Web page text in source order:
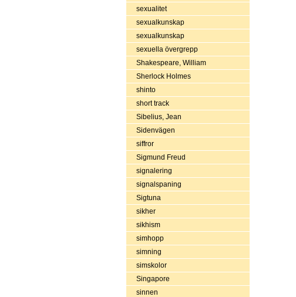
sexualitet
sexualkunskap
sexualkunskap
sexuella övergrepp
Shakespeare, William
Sherlock Holmes
shinto
short track
Sibelius, Jean
Sidenvägen
siffror
Sigmund Freud
signalering
signalspaning
Sigtuna
sikher
sikhism
simhopp
simning
simskolor
Singapore
sinnen